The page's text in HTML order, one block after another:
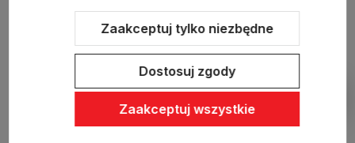
Sklep internetowy Shoper Premium
Szablon Shoper Modern 3.0™
Zaakceptuj tylko niezbędne
Dostosuj zgody
Zaakceptuj wszystkie